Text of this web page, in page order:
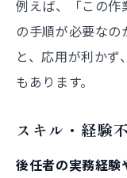
例えば、「この作
の手順が必要な
と、応用が利か
もあります。
スキル・経験
後任者の実務経験